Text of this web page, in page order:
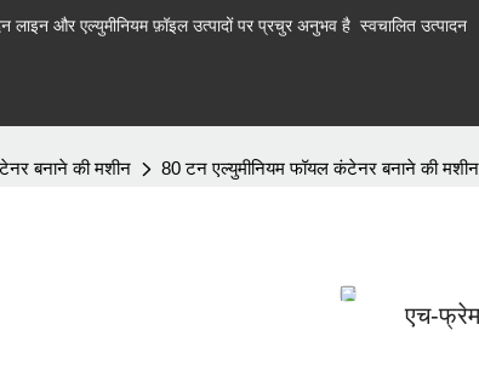
लाइन और एल्युमीनियम फ़ॉइल उत्पादों पर प्रचुर अनुभव है स्वचालित उत्पादन
बनाने की मशीन 80 टन एल्युमीनियम फॉयल कंटेनर बनाने की मशीन
एच-